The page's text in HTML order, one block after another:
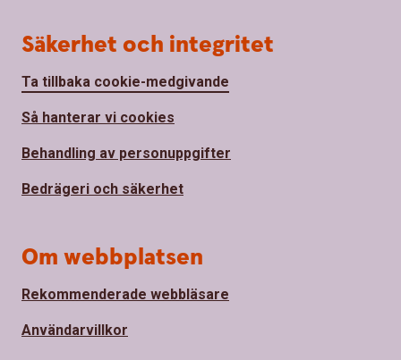
Säkerhet och integritet
Ta tillbaka cookie-medgivande
Så hanterar vi cookies
Behandling av personuppgifter
Bedrägeri och säkerhet
Om webbplatsen
Rekommenderade webbläsare
Användarvillkor